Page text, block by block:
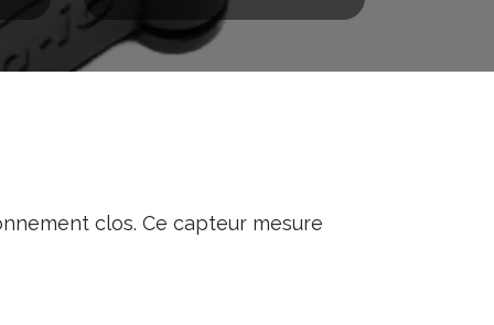
clos. Ce capteur mesure